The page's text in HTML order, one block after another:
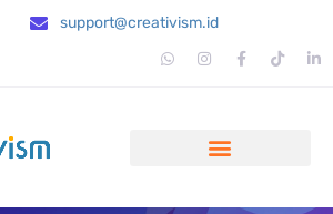
support@creativism.id